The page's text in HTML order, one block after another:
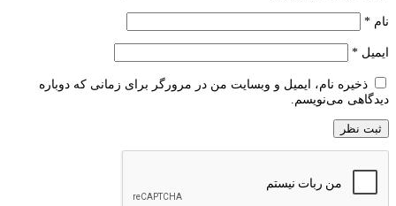
نام *
ایمیل *
ذخیره نام، ایمیل و وبسایت من در مرورگر برای زمانی که دوباره
دیدگاهی می‌نویسم.